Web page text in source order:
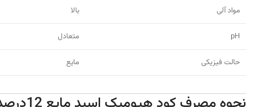
مواد آلی بالا
pH متعادل
حالت فیزیکی مایع